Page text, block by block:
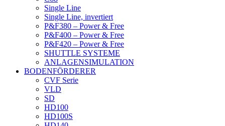
Single Line
Single Line, invertiert
P&F380 – Power & Free
P&F400 – Power & Free
P&F420 – Power & Free
SHUTTLE SYSTEME
ANLAGENSIMULATION
BODENFÖRDERER
CVF Serie
VLD
SD
HD100
HD100S